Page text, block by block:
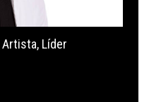
Artista, Líder